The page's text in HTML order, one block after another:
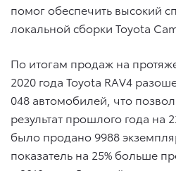
помог обеспечить высокий
локальной сборки Toyota
По итогам продаж на
2020 года Toyota RAV4
048 автомобилей, что
результат прошлого года на
было продано 9988
показатель на 25% больше